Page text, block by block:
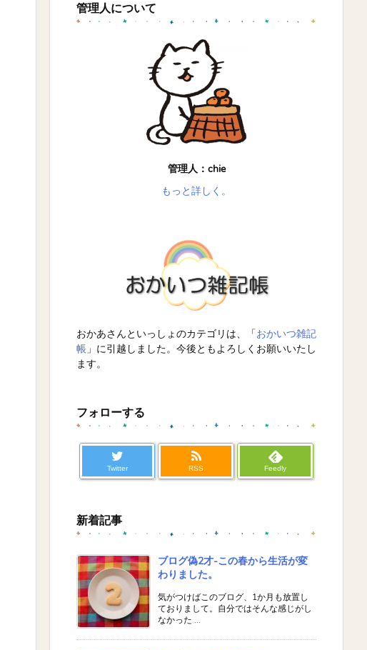
管理人について
管理人：chie
もっと詳しく。
おかあさんといっしょのカテゴリは、「おかいつ雑記
帳」に引越しました。今後ともよろしくお願いいたし
ます。
フォローする
Twitter RSS Feedly
新着記事
ブログ偽2才-この春から生活が変
わりました。
気がつけばこのブログ、1か月も放置し
ておりまして。自分ではそんな感じがし
なかった ...